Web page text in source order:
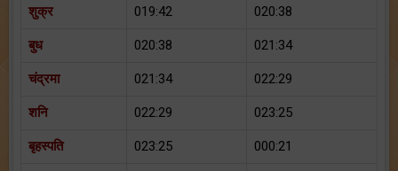
शुक्र 019:42 020:38
बुध 020:38 021:34
चंद्रमा 021:34 022:29
शनि 022:29 023:25
बृहस्पति 023:25 000:21